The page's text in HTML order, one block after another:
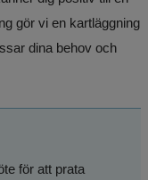
gör vi en kartläggning
dina behov och
för att prata